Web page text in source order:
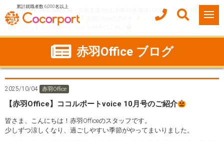
累計就職者数 6,000名以上
ココルポート(就労移行支援・定着支援/自立訓練/計画相談) HOME
事業所紹介
東京都
北区 赤羽Office
【赤羽Office】ココルポートvoice 10月号のご紹介
赤羽Office ブログ
2025/10/04 赤羽Office
【赤羽Office】ココルポートvoice 10月号のご紹介
皆さま、こんにちは！赤羽Officeのスタッフです。
少しずつ涼しくなり、過ごしやすい季節がやってまいりました。